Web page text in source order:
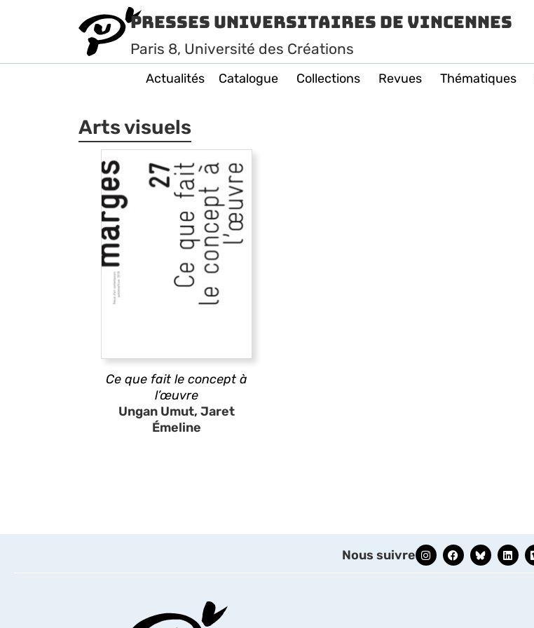
Presses Universitaires de Vincennes
Paris 8, Université des Créations
Actualités Catalogue Collections Revues Thématiques
Arts visuels
Ce que fait le concept à
l’œuvre
Ungan Umut, Jaret
Émeline
Nous suivre